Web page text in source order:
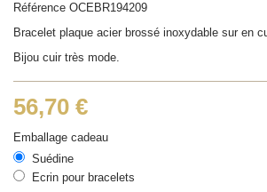
Référence OCEBR194209
Bracelet plaque acier brossé inoxydable sur en
Bijou cuir très mode.
56,70 €
Emballage cadeau
Suédine
Ecrin pour bracelets